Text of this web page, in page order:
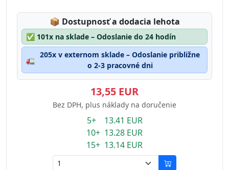
📦 Lagerstatus:
Dostupnosť a dodacia lehota
✅ 101x na sklade – Odoslanie do 24 hodín
🚛
205x v externom sklade – Odoslanie približne
o 2-3 pracovné dni
13,55 EUR
Bez DPH, plus náklady na doručenie
5+ 13.41 EUR
10+ 13.28 EUR
15+ 13.14 EUR